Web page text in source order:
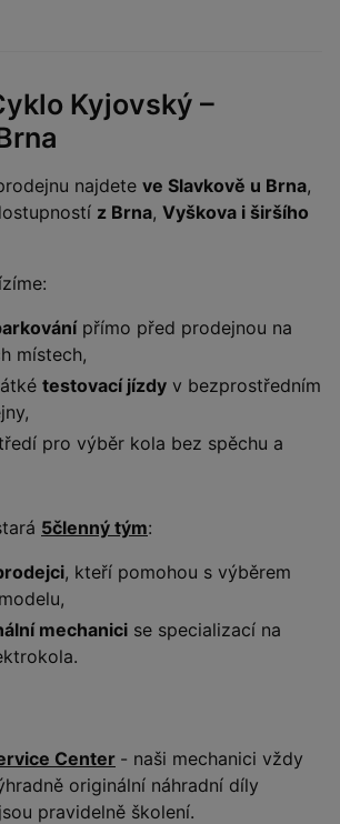
Kyjovský –
najdete ve Slavkově u Brna,
z Brna, Vyškova i širšího
přímo před prodejnou na
místech,
testovací jízdy v bezprostředním
pro výběr kola bez spěchu a
5členný tým:
, kteří pomohou s výběrem
mechanici se specializací na
Center - naši mechanici vždy
originální náhradní díly
pravidelně školení.